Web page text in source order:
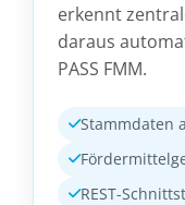
erkennt
daraus
PASS FMM.
Stammdaten
REST-